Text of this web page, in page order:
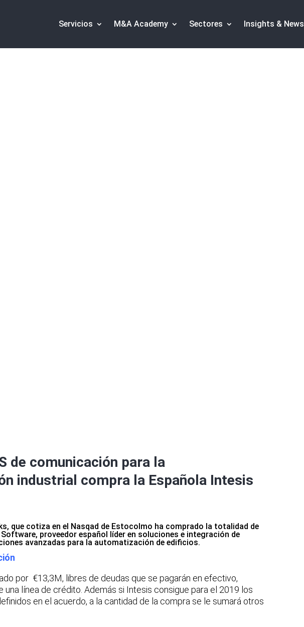
Servicios M&A Academy Sectores Insights & News
de comunicación para la
industrial compra la Española Intesis
que cotiza en el Nasqad de Estocolmo ha comprado la totalidad de
proveedor español líder en soluciones e integración de
avanzadas para la automatización de edificios.
por €13,3M, libres de deudas que se pagarán en efectivo,
una línea de crédito. Además si Intesis consigue para el 2019 los
en el acuerdo, a la cantidad de la compra se le sumará otros